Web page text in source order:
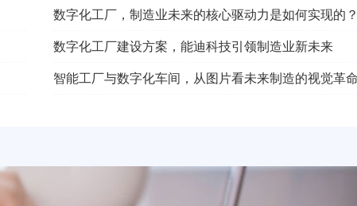
数字化工厂，制造业未来的核心驱动力是如何实现的？
数字化工厂建设方案，能迪科技引领制造业新未来
智能工厂与数字化车间，从图片看未来制造的视觉革命